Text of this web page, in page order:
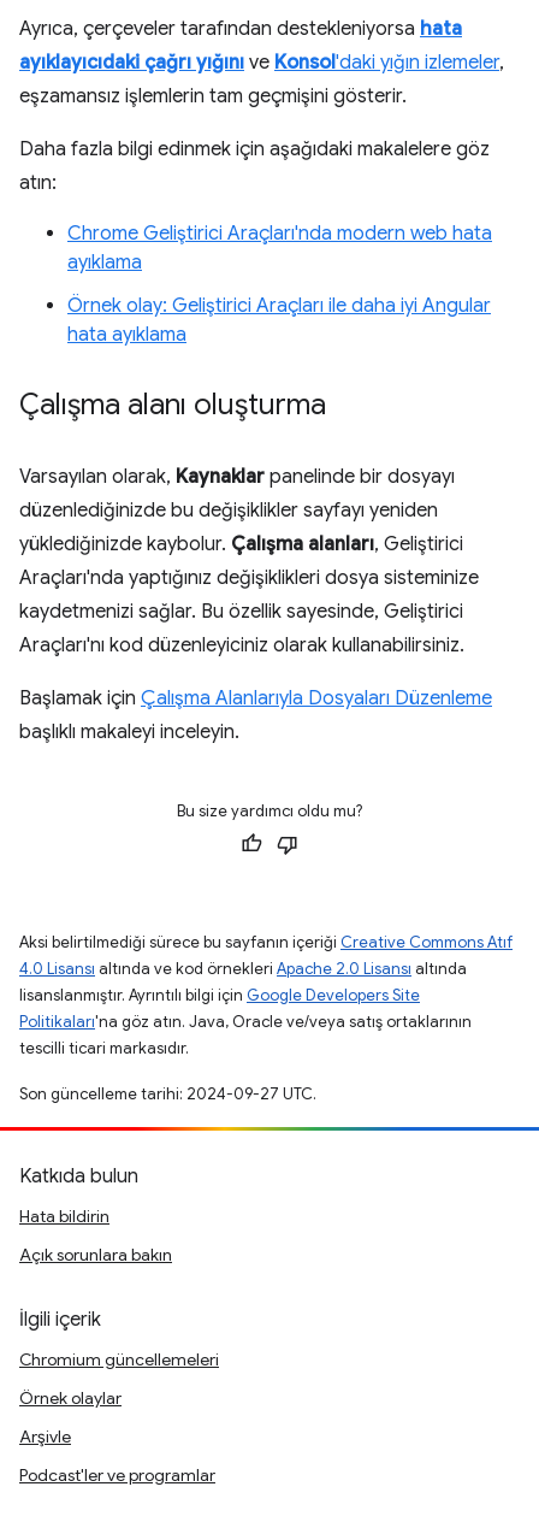
Ayrıca, çerçeveler tarafından destekleniyorsa hata
ayıklayıcıdaki çağrı yığını ve Konsol'daki yığın izlemeler,
eşzamansız işlemlerin tam geçmişini gösterir.
Daha fazla bilgi edinmek için aşağıdaki makalelere göz
atın:
Chrome Geliştirici Araçları'nda modern web hata
ayıklama
Örnek olay: Geliştirici Araçları ile daha iyi Angular
hata ayıklama
Çalışma alanı oluşturma
Varsayılan olarak, Kaynaklar panelinde bir dosyayı
düzenlediğinizde bu değişiklikler sayfayı yeniden
yüklediğinizde kaybolur. Çalışma alanları, Geliştirici
Araçları'nda yaptığınız değişiklikleri dosya sisteminize
kaydetmenizi sağlar. Bu özellik sayesinde, Geliştirici
Araçları'nı kod düzenleyiciniz olarak kullanabilirsiniz.
Başlamak için Çalışma Alanlarıyla Dosyaları Düzenleme
başlıklı makaleyi inceleyin.
Bu size yardımcı oldu mu?
Aksi belirtilmediği sürece bu sayfanın içeriği Creative Commons Atıf
4.0 Lisansı altında ve kod örnekleri Apache 2.0 Lisansı altında
lisanslanmıştır. Ayrıntılı bilgi için Google Developers Site
Politikaları'na göz atın. Java, Oracle ve/veya satış ortaklarının
tescilli ticari markasıdır.
Son güncelleme tarihi: 2024-09-27 UTC.
Katkıda bulun
Hata bildirin
Açık sorunlara bakın
İlgili içerik
Chromium güncellemeleri
Örnek olaylar
Arşivle
Podcast'ler ve programlar